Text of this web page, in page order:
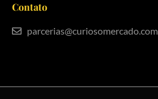
Contato
parcerias@curiosomercado.com